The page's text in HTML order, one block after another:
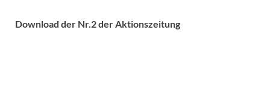
Download der Nr.2 der Aktionszeitung